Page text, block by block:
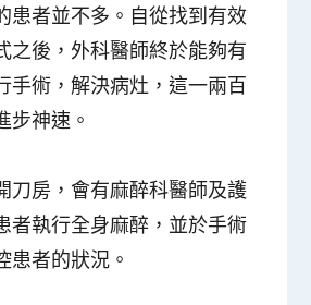
患者並不多。自從找到有效
之後，外科醫師終於能夠有
手術，解決病灶，這一兩百
步神速。
刀房，會有麻醉科醫師及護
者執行全身麻醉，並於手術
患者的狀況。